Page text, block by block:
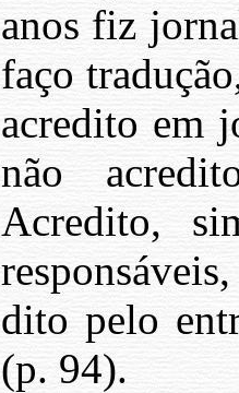
anos fiz
faço
acredito em
não
Acredito,
dito pelo
(p. 94).